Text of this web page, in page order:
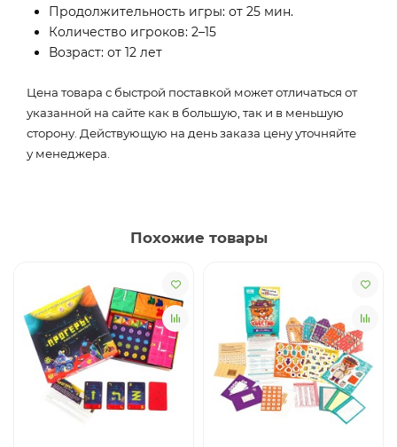
Продолжительность игры: от 25 мин.
Количество игроков: 2–15
Возраст: от 12 лет
Цена товара с быстрой поставкой может отличаться от
указанной на сайте как в большую, так и в меньшую
сторону. Действующую на день заказа цену уточняйте
у менеджера.
Похожие товары